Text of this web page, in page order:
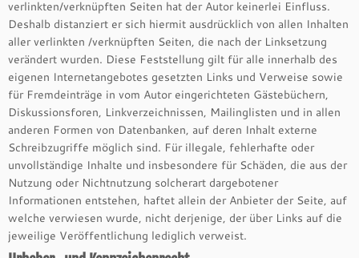
verlinkten/verknüpften Seiten hat der Autor keinerlei Einfluss.
Deshalb distanziert er sich hiermit ausdrücklich von allen Inhalten
aller verlinkten /verknüpften Seiten, die nach der Linksetzung
verändert wurden. Diese Feststellung gilt für alle innerhalb des
eigenen Internetangebotes gesetzten Links und Verweise sowie
für Fremdeinträge in vom Autor eingerichteten Gästebüchern,
Diskussionsforen, Linkverzeichnissen, Mailinglisten und in allen
anderen Formen von Datenbanken, auf deren Inhalt externe
Schreibzugriffe möglich sind. Für illegale, fehlerhafte oder
unvollständige Inhalte und insbesondere für Schäden, die aus der
Nutzung oder Nichtnutzung solcherart dargebotener
Informationen entstehen, haftet allein der Anbieter der Seite, auf
welche verwiesen wurde, nicht derjenige, der über Links auf die
jeweilige Veröffentlichung lediglich verweist.